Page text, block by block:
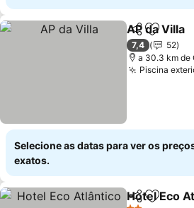
Partilhar
AP da Villa
7,4
52
a 30.3 km de
Piscina
Selecione as datas para ver os
exatos.
Partilhar
Hotel Eco